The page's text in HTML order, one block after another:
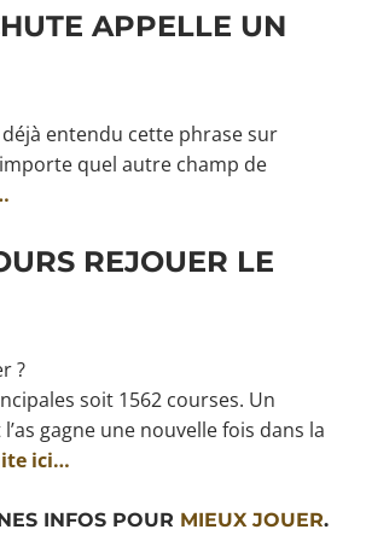
APPELLE UN
entendu cette phrase sur
quel autre champ de
REJOUER LE
?
soit 1562 courses. Un
gagne une nouvelle fois dans la
ici…
INFOS POUR MIEUX JOUER.